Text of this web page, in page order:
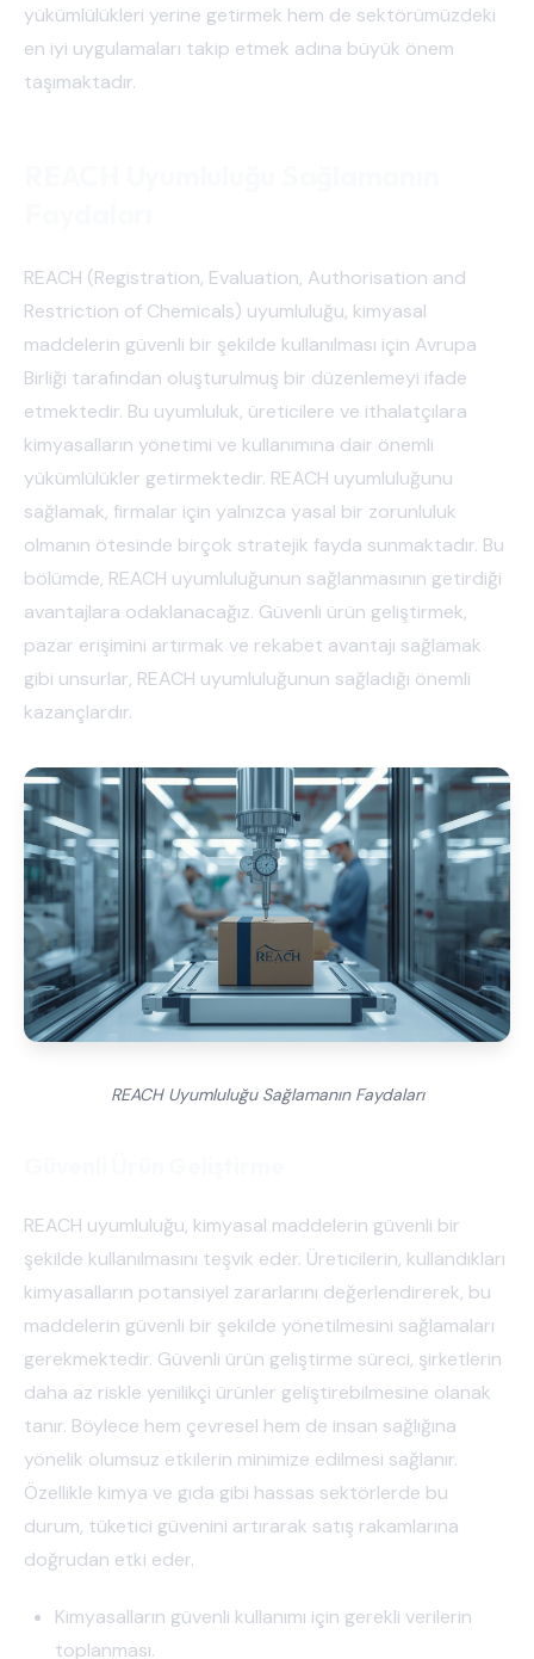
yükümlülükleri yerine getirmek hem de sektörümüzdeki
en iyi uygulamaları takip etmek adına büyük önem
taşımaktadır.
REACH (Registration, Evaluation, Authorisation and
Restriction of Chemicals) uyumluluğu, kimyasal
maddelerin güvenli bir şekilde kullanılması için Avrupa
Birliği tarafından oluşturulmuş bir düzenlemeyi ifade
etmektedir. Bu uyumluluk, üreticilere ve ithalatçılara
kimyasalların yönetimi ve kullanımına dair önemli
yükümlülükler getirmektedir. REACH uyumluluğunu
sağlamak, firmalar için yalnızca yasal bir zorunluluk
olmanın ötesinde birçok stratejik fayda sunmaktadır. Bu
bölümde, REACH uyumluluğunun sağlanmasının getirdiği
avantajlara odaklanacağız. Güvenli ürün geliştirmek,
pazar erişimini artırmak ve rekabet avantajı sağlamak
gibi unsurlar, REACH uyumluluğunun sağladığı önemli
kazançlardır.
REACH Uyumluluğu Sağlamanın Faydaları
REACH uyumluluğu, kimyasal maddelerin güvenli bir
şekilde kullanılmasını teşvik eder. Üreticilerin, kullandıkları
kimyasalların potansiyel zararlarını değerlendirerek, bu
maddelerin güvenli bir şekilde yönetilmesini sağlamaları
gerekmektedir. Güvenli ürün geliştirme süreci, şirketlerin
daha az riskle yenilikçi ürünler geliştirebilmesine olanak
tanır. Böylece hem çevresel hem de insan sağlığına
yönelik olumsuz etkilerin minimize edilmesi sağlanır.
Özellikle kimya ve gıda gibi hassas sektörlerde bu
durum, tüketici güvenini artırarak satış rakamlarına
doğrudan etki eder.
Kimyasalların güvenli kullanımı için gerekli verilerin
toplanması.